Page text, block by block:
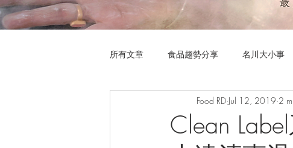
所有文章 食品趨勢分享 名川大小事
Clean
Food RD Jul 12, 2019 2